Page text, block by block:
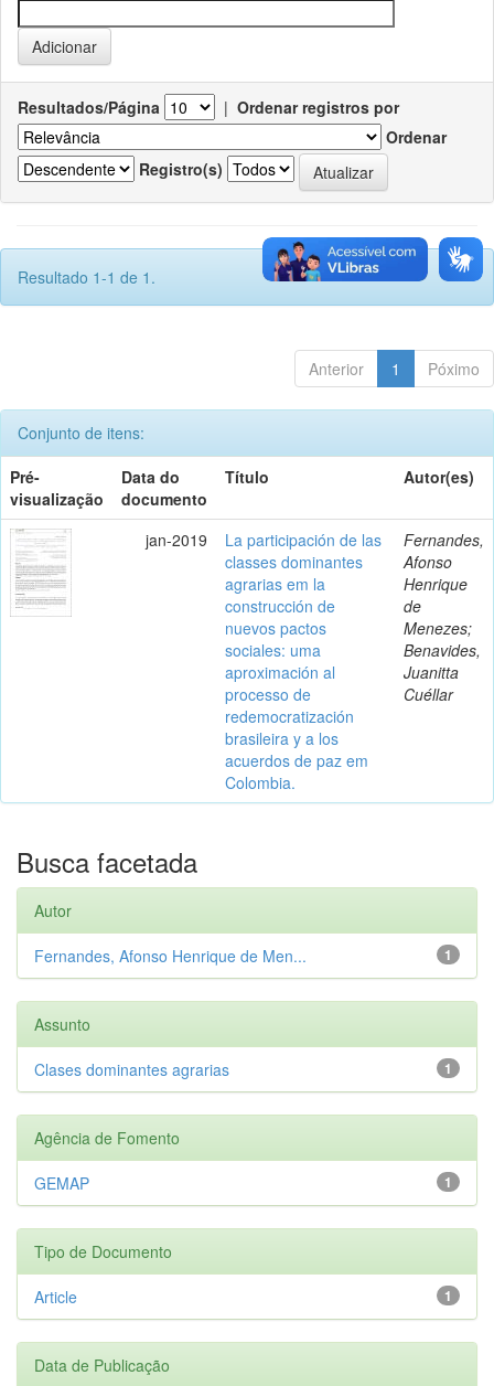
Resultados/Página | Ordenar registros por
Ordenar
Registro(s)
Resultado 1-1 de 1.
Anterior 1 Póximo
Conjunto de itens:
Pré-
visualização
Data do
documento
Título Autor(es)
jan-2019
La participación de las
classes dominantes
agrarias em la
construcción de
nuevos pactos
sociales: uma
aproximación al
processo de
redemocratización
brasileira y a los
acuerdos de paz em
Colombia.
Fernandes,
Afonso
Henrique
de
Menezes;
Benavides,
Juanitta
Cuéllar
Busca facetada
Autor
1
Fernandes, Afonso Henrique de Men...
Assunto
1
Clases dominantes agrarias
Agência de Fomento
1
GEMAP
Tipo de Documento
1
Article
Data de Publicação